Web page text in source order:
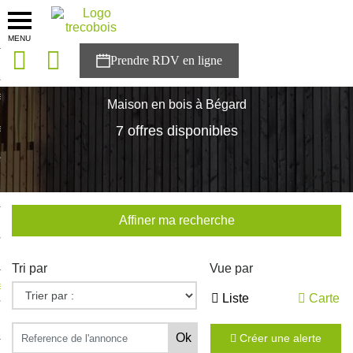
MENU
solutions
Trecobois
à NESTOR
Maison en bois à Bégard
7 offres disponibles
Affiner ma recherche
Tri par Vue par
Liste Carte
Créer une alerte